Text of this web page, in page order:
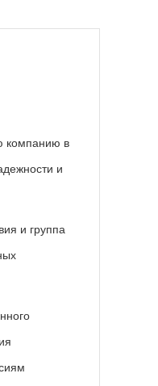
компанию в
и
и группа